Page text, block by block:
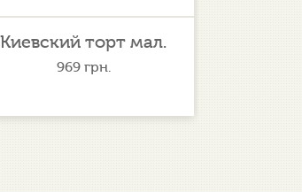
Киевский торт мал.
969 грн.